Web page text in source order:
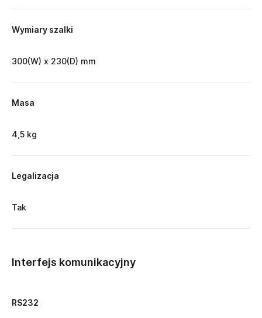
Wymiary szalki
300(W) x 230(D) mm
Masa
4,5 kg
Legalizacja
Tak
Interfejs komunikacyjny
RS232